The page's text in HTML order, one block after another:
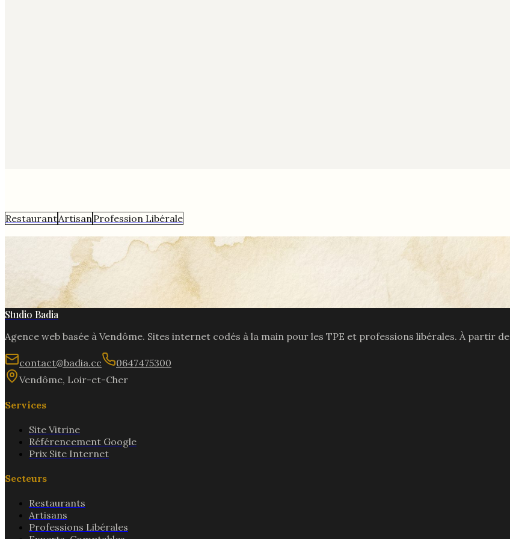
RestaurantArtisan Profession Libérale
Studio Badia
Agence web basée à Vendôme. Sites internet codés à la main pour les TPE et professions libérales. À partir de
contact@badia.cc
0647475300
Vendôme, Loir-et-Cher
Services
Site Vitrine
Référencement Google
Prix Site Internet
Secteurs
Restaurants
Artisans
Professions Libérales